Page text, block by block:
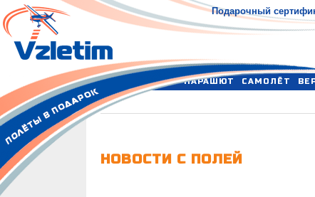
Подарочный
ПАРАШЮТ САМОЛЁТ
НОВОСТИ С ПОЛЕЙ